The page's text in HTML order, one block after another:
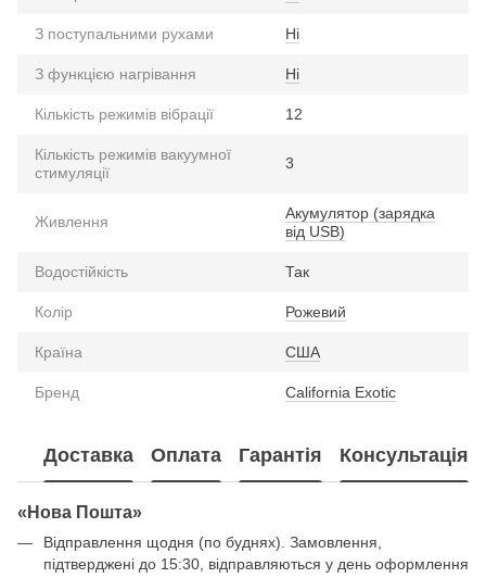
З поступальними рухами Ні
З функцією нагрівання Ні
Кількість режимів вібрації 12
Кількість режимів вакуумної
стимуляції
3
Живлення
Акумулятор (зарядка
від USB)
Водостійкість Так
Колір Рожевий
Країна США
Бренд California Exotic
Доставка Оплата Гарантія Консультація
«Нова Пошта»
Відправлення щодня (по буднях). Замовлення,
підтверджені до 15:30, відправляються у день оформлення